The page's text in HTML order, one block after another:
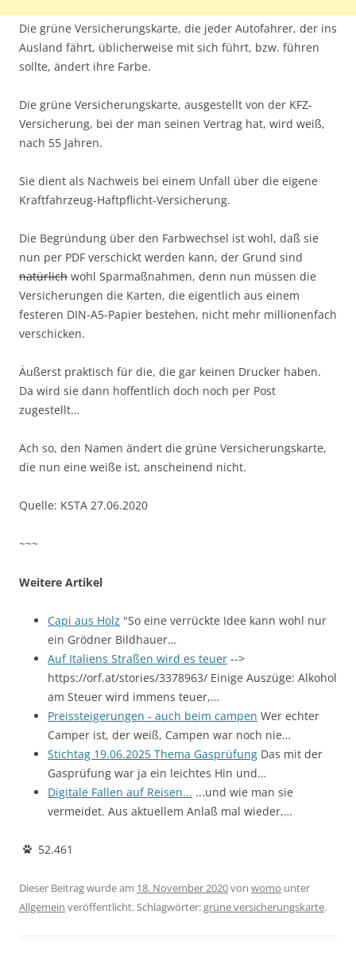
Die grüne Versicherungskarte, die jeder Autofahrer, der ins
Ausland fährt, üblicherweise mit sich führt, bzw. führen
sollte, ändert ihre Farbe.
Die grüne Versicherungskarte, ausgestellt von der KFZ-
Versicherung, bei der man seinen Vertrag hat, wird weiß,
nach 55 Jahren.
Sie dient als Nachweis bei einem Unfall über die eigene
Kraftfahrzeug-Haftpflicht-Versicherung.
Die Begründung über den Farbwechsel ist wohl, daß sie
nun per PDF verschickt werden kann, der Grund sind
natürlich wohl Sparmaßnahmen, denn nun müssen die
Versicherungen die Karten, die eigentlich aus einem
festeren DIN-A5-Papier bestehen, nicht mehr millionenfach
verschicken.
Äußerst praktisch für die, die gar keinen Drucker haben.
Da wird sie dann hoffentlich doch noch per Post
zugestellt…
Ach so, den Namen ändert die grüne Versicherungskarte,
die nun eine weiße ist, anscheinend nicht.
Quelle: KSTA 27.06.2020
~~~
Weitere Artikel
Capi aus Holz "So eine verrückte Idee kann wohl nur
ein Grödner Bildhauer…
Auf Italiens Straßen wird es teuer -->
https://orf.at/stories/3378963/ Einige Auszüge: Alkohol
am Steuer wird immens teuer,…
Preissteigerungen - auch beim campen Wer echter
Camper ist, der weiß, Campen war noch nie…
Stichtag 19.06.2025 Thema Gasprüfung Das mit der
Gasprüfung war ja ein leichtes Hin und…
Digitale Fallen auf Reisen... ...und wie man sie
vermeidet. Aus aktuellem Anlaß mal wieder,…
52.461
Dieser Beitrag wurde am 18. November 2020von womo unter
Allgemein veröffentlicht. Schlagwörter:grüne versicherungskarte.